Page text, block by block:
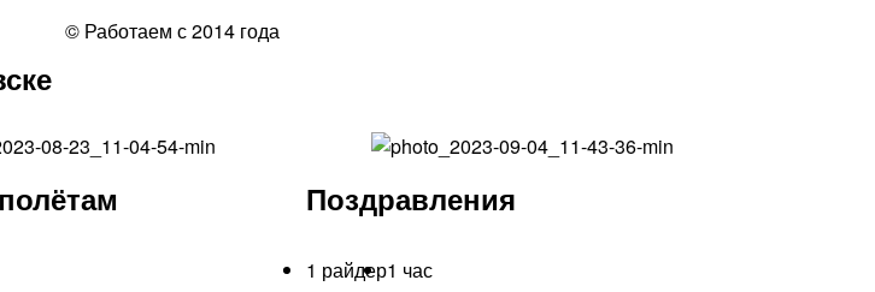
© Работаем с 2014 года
Поздравления
1 райдер1 час